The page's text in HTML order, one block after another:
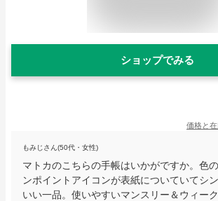
ショップでみる
価格と
もみじさん(50代・女性)
マトカのこちらの手帳はいかがですか。色
ンポイントアイコンが表紙についていてシ
いい一品。使いやすいマンスリー＆ウィー